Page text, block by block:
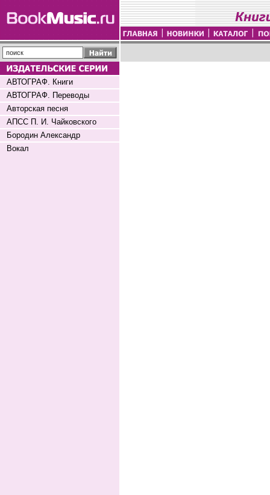
АВТОГРАФ. Книги
АВТОГРАФ. Переводы
Авторская песня
АПСС П. И. Чайковского
Бородин Александр
Вокал